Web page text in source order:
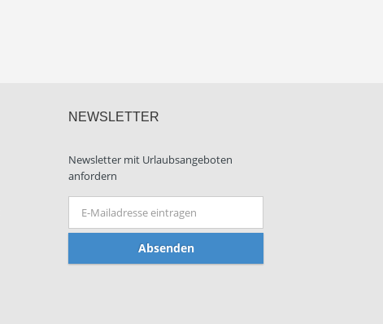
NEWSLETTER
Newsletter mit Urlaubsangeboten
anfordern
Absenden